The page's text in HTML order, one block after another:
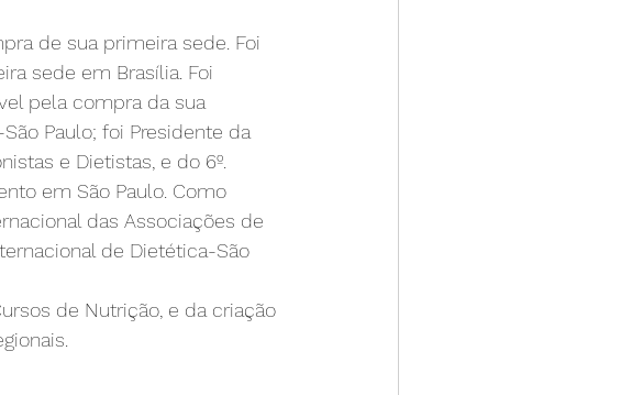
de sua primeira sede. Foi
sede em Brasília. Foi
pela compra da sua
Paulo; foi Presidente da
e Dietistas, e do 6º.
em São Paulo. Como
das Associações de
de Dietética-São
de Nutrição, e da criação